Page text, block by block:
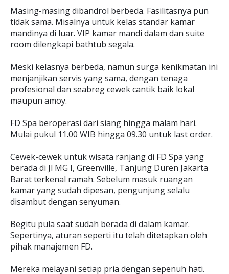
Masing-masing dibandrol berbeda. Fasilitasnya pun
tidak sama. Misalnya untuk kelas standar kamar
mandinya di luar. VIP kamar mandi dalam dan suite
room dilengkapi bathtub segala.
Meski kelasnya berbeda, namun surga kenikmatan ini
menjanjikan servis yang sama, dengan tenaga
profesional dan seabreg cewek cantik baik lokal
maupun amoy.
FD Spa beroperasi dari siang hingga malam hari.
Mulai pukul 11.00 WIB hingga 09.30 untuk last order.
Cewek-cewek untuk wisata ranjang di FD Spa yang
berada di Jl MG I, Greenville, Tanjung Duren Jakarta
Barat terkenal ramah. Sebelum masuk ruangan
kamar yang sudah dipesan, pengunjung selalu
disambut dengan senyuman.
Begitu pula saat sudah berada di dalam kamar.
Sepertinya, aturan seperti itu telah ditetapkan oleh
pihak manajemen FD.
Mereka melayani setiap pria dengan sepenuh hati.